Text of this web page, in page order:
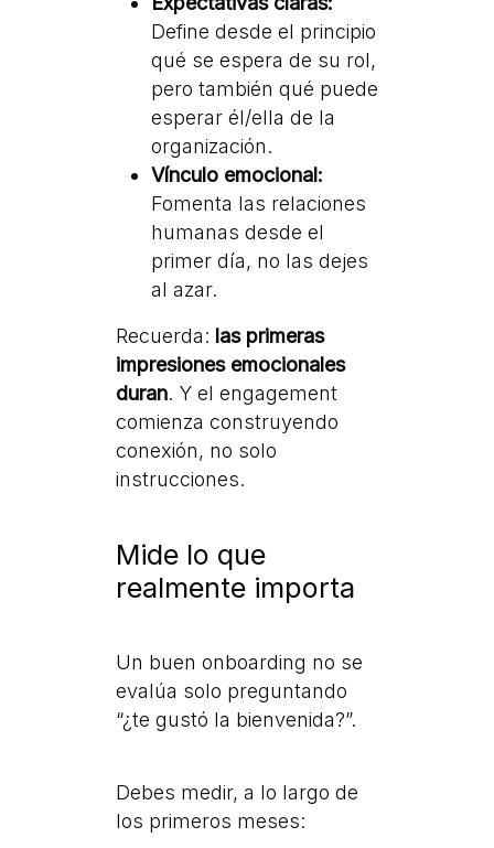
Define desde el principio
qué se espera de su rol,
pero también qué puede
esperar él/ella de la
organización.
Vínculo emocional:
Fomenta las relaciones
humanas desde el
primer día, no las dejes
al azar.
Recuerda: las primeras
impresiones emocionales
duran. Y el engagement
comienza construyendo
conexión, no solo
instrucciones.
Mide lo que
realmente importa
Un buen onboarding no se
evalúa solo preguntando
“¿te gustó la bienvenida?”.
Debes medir, a lo largo de
los primeros meses: